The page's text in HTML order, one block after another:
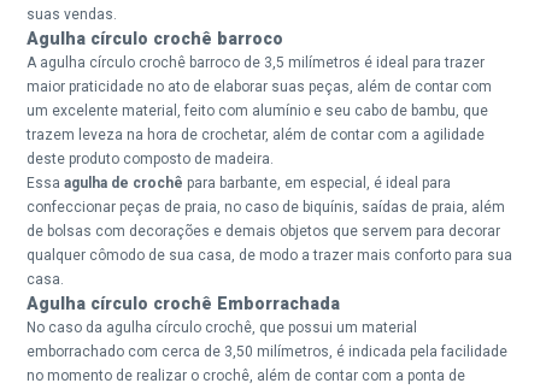
suas vendas.
Agulha círculo crochê barroco
A agulha círculo crochê barroco de 3,5 milímetros é ideal para trazer
maior praticidade no ato de elaborar suas peças, além de contar com
um excelente material, feito com alumínio e seu cabo de bambu, que
trazem leveza na hora de crochetar, além de contar com a agilidade
deste produto composto de madeira.
Essaagulha de crochê para barbante, em especial, é ideal para
confeccionar peças de praia, no caso de biquínis, saídas de praia, além
de bolsas com decorações e demais objetos que servem para decorar
qualquer cômodo de sua casa, de modo a trazer mais conforto para sua
casa.
Agulha círculo crochê Emborrachada
No caso da agulha círculo crochê, que possui um material
emborrachado com cerca de 3,50 milímetros, é indicada pela facilidade
no momento de realizar o crochê, além de contar com a ponta de